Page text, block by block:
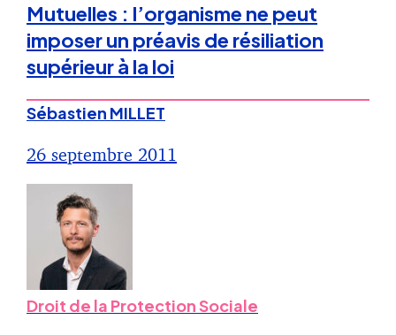
Mutuelles : l’organisme ne peut
imposer un préavis de résiliation
supérieur à la loi
Sébastien MILLET
26 septembre 2011
Droit de la Protection Sociale